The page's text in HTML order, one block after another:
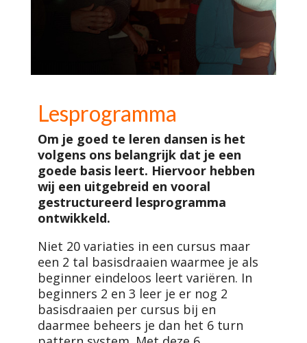
Lesprogramma
Om je goed te leren dansen is het
volgens ons belangrijk dat je een
goede basis leert. Hiervoor hebben
wij een uitgebreid en vooral
gestructureerd lesprogramma
ontwikkeld.
Niet 20 variaties in een cursus maar
een 2 tal basisdraaien waarmee je als
beginner eindeloos leert variëren. In
beginners 2 en 3 leer je er nog 2
basisdraaien per cursus bij en
daarmee beheers je dan het 6 turn